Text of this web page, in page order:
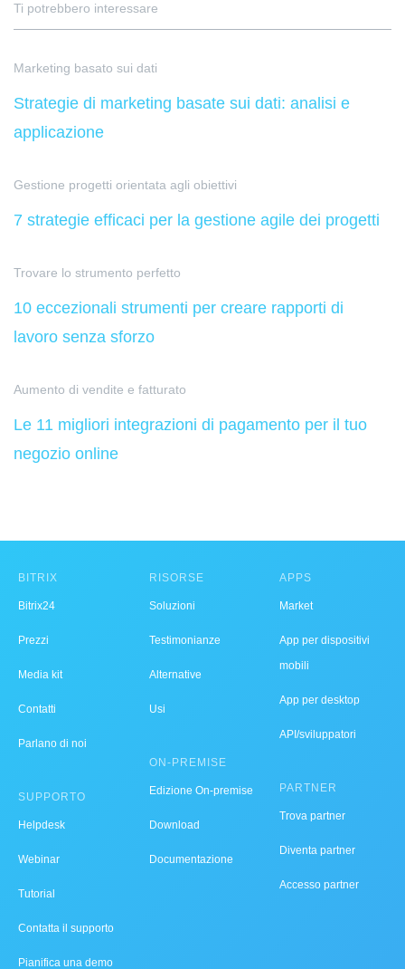
Ti potrebbero interessare
Marketing basato sui dati
Strategie di marketing basate sui dati: analisi e
applicazione
Gestione progetti orientata agli obiettivi
7 strategie efficaci per la gestione agile dei progetti
Trovare lo strumento perfetto
10 eccezionali strumenti per creare rapporti di
lavoro senza sforzo
Aumento di vendite e fatturato
Le 11 migliori integrazioni di pagamento per il tuo
negozio online
BITRIX
Bitrix24
Prezzi
Media kit
Contatti
Parlano di noi
SUPPORTO
Helpdesk
Webinar
Tutorial
Contatta il supporto
Pianifica una demo
RISORSE
Soluzioni
Testimonianze
Alternative
Usi
ON-PREMISE
Edizione On-premise
Download
Documentazione
APPS
Market
App per dispositivi
mobili
App per desktop
API/sviluppatori
PARTNER
Trova partner
Diventa partner
Accesso partner